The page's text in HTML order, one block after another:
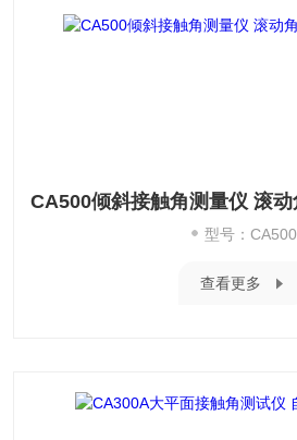
型号：CA500
查看更多